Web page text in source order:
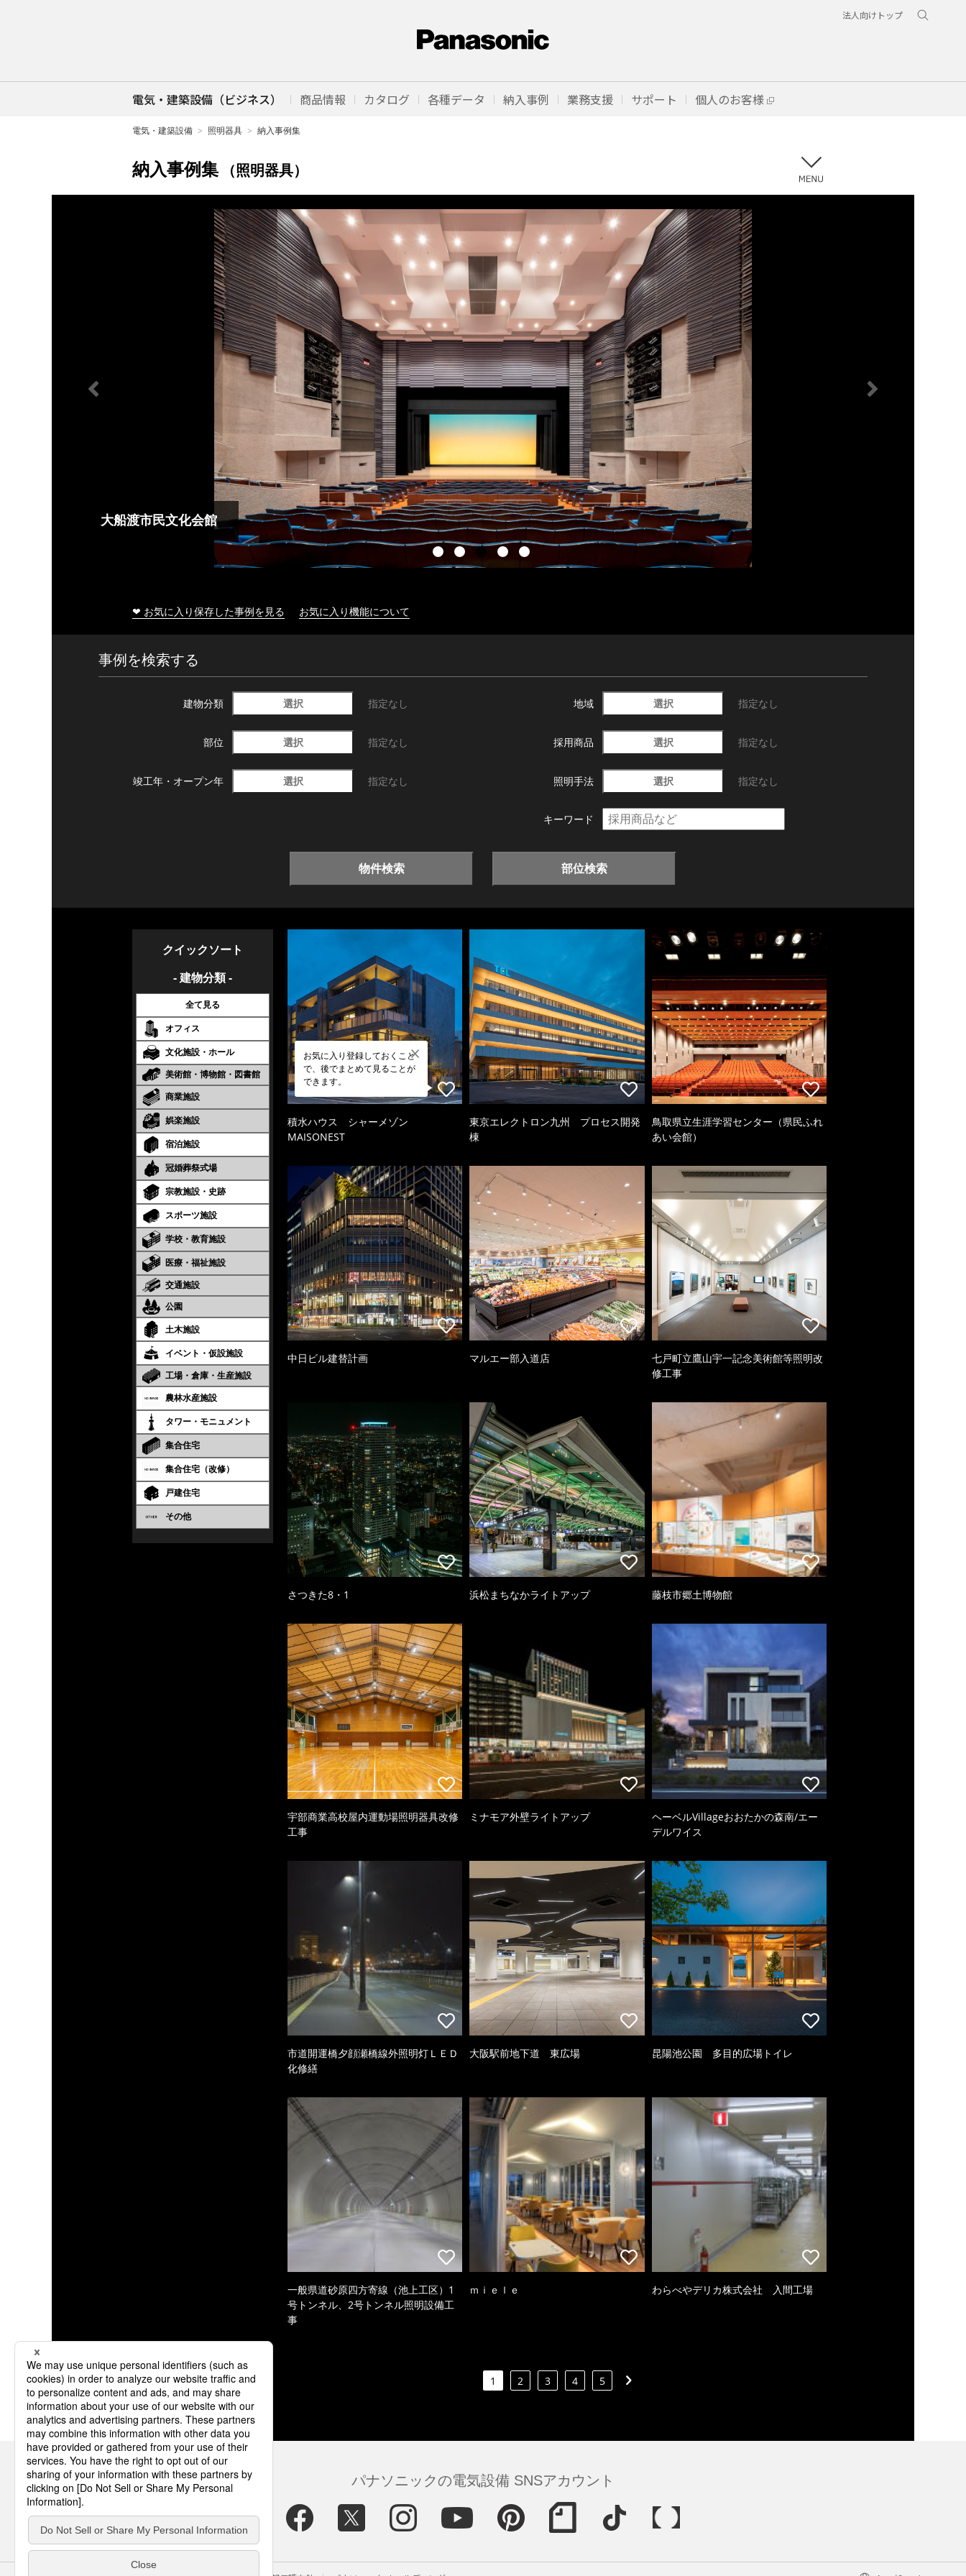
法人向けトップ
電気・建築設備（ビジネス） 商品情報 カタログ 各種データ 納入事例 業務支援 サポート 個人のお客様
電気・建築設備 照明器具 納入事例集
納入事例集 （照明器具）
大船渡市民文化会館
❤ お気に入り保存した事例を見る お気に入り機能について
事例を検索する
建物分類 選択 指定なし 地域 選択 指定なし
部位 選択 指定なし 採用商品 選択 指定なし
竣工年・ オープン年 選択 指定なし 照明手法 選択 指定なし
キーワード
物件検索 部位検索
クイックソート
- 建物分類 -
全て見る
オフィス
文化施設・ホール
美術館・博物館・図書館
商業施設
娯楽施設
宿泊施設
冠婚葬祭式場
宗教施設・史跡
スポーツ施設
学校・教育施設
医療・福祉施設
交通施設
公園
土木施設
イベント・仮設施設
工場・倉庫・生産施設
農林水産施設
タワー・モニュメント
集合住宅
集合住宅（改修）
戸建住宅
その他
お気に入り登録しておくこと
で、後でまとめて見ることが
できます。
積水ハウス シャーメゾン
MAISONEST
東京エレクトロン九州 プロセス開発
棟
鳥取県立生涯学習センター（県民ふれ
あい会館）
中日ビル建替計画 マルエー部入道店
七戸町立鷹山宇一記念美術館等照明改
修工事
さつきた8・1 浜松まちなかライトアップ 藤枝市郷土博物館
宇部商業高校屋内運動場照明器具改修
工事
ミナモア外壁ライトアップ
ヘーベルVillageおおたかの森南/エー
デルワイス
市道開運橋夕顔瀬橋線外照明灯ＬＥＤ
化修繕
大阪駅前地下道 東広場 昆陽池公園 多目的広場トイレ
一般県道砂原四方寄線（池上工区）1
号トンネル、2号トンネル照明設備工
事
ｍｉｅｌｅ わらべやデリカ株式会社 入間工場
1 2 3 4 5
パナソニックの電気設備 SNSアカウント